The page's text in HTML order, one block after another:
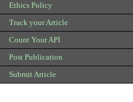
Ethics Policy
Track your Article
Count Your API
Post Publication
Submit Article